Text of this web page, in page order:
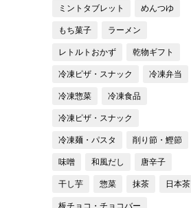
ミントタブレット めんつゆ
もち菓子 ラーメン
レトルトおかず 乾物ギフト
冷凍ピザ・スナック 冷凍弁当
冷凍惣菜 冷凍食品
冷凍ピザ・スナック
冷凍麺・パスタ 削り節・鰹節
味噌 和風だし 唐辛子
干し芋 惣菜 抹茶 日本茶
板チョコ・チョコバー